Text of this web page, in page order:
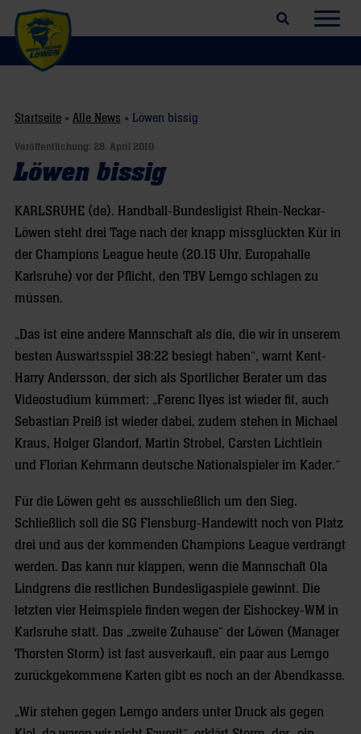
Suchfeld öffnen
Startseite » Alle News » Löwen bissig
Veröffentlichung: 28. April 2010
Löwen bissig
KARLSRUHE (de). Handball-Bundesligist Rhein-Neckar-
Löwen steht drei Tage nach der knapp missglückten Kür in
der Champions League heute (20.15 Uhr, Europahalle
Karlsruhe) vor der Pflicht, den TBV Lemgo schlagen zu
müssen.
„Das ist eine andere Mannschaft als die, die wir in unserem
besten Auswärtsspiel 38:22 besiegt haben“, warnt Kent-
Harry Andersson, der sich als Sportlicher Berater um das
Videostudium kümmert: „Ferenc Ilyes ist wieder fit, auch
Sebastian Preiß ist wieder dabei, zudem stehen in Michael
Kraus, Holger Glandorf, Martin Strobel, Carsten Lichtlein
und Florian Kehrmann deutsche Nationalspieler im Kader.“
Für die Löwen geht es ausschließlich um den Sieg.
Schließlich soll die SG Flensburg-Handewitt noch von Platz
drei und aus der kommenden Champions League verdrängt
werden. Das kann nur klappen, wenn die Mannschaft Ola
Lindgrens die restlichen Bundesligaspiele gewinnt. Die
letzten vier Heimspiele finden wegen der Eishockey-WM in
Karlsruhe statt. Das „zweite Zuhause“ der Löwen (Manager
Thorsten Storm) ist fast ausverkauft, ein paar aus Lemgo
zurückgekommene Karten gibt es noch an der Abendkasse.
„Wir stehen gegen Lemgo anders unter Druck als gegen